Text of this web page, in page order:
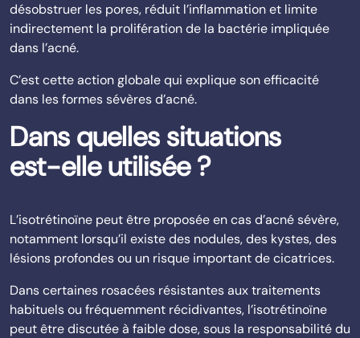
désobstruer les pores, réduit l’inflammation et limite
indirectement la prolifération de la bactérie impliquée
dans l’acné.
C’est cette action globale qui explique son efficacité
dans les formes sévères d’acné.
Dans quelles situations
est-elle utilisée ?
L’isotrétinoïne peut être proposée en cas d’acné sévère,
notamment lorsqu’il existe des nodules, des kystes, des
lésions profondes ou un risque important de cicatrices.
Dans certaines rosacées résistantes aux traitements
habituels ou fréquemment récidivantes, l’isotrétinoïne
peut être discutée à faible dose, sous la responsabilité du